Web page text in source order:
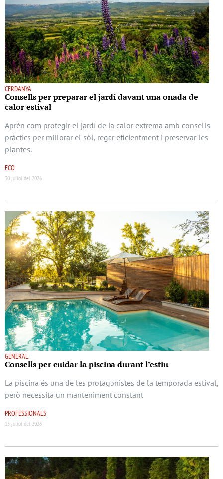
CERDANYA
Consells per preparar el jardí davant una onada de
calor estival
Aprèn com protegir el jardí de la calor extrema amb consells
pràctics per millorar el sòl, regar eficientment i preservar les
plantes.
ECO
30 juliol del 2026
GENERAL
Consells per cuidar la piscina durant l’estiu
La piscina és una de les protagonistes de la temporada estival,
però necessita un manteniment constant
PROFESSIONALS
15 juliol del 2026